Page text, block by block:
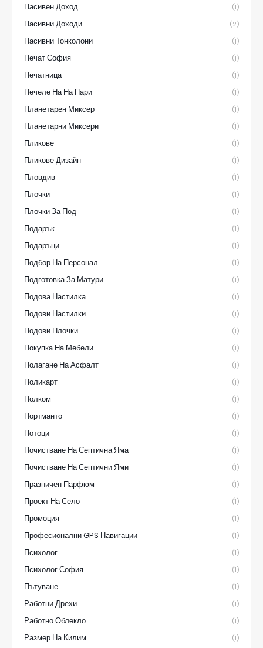
Пасивен Доход (1)
Пасивни Доходи (2)
Пасивни Тонколони (1)
Печат София (1)
Печатница (1)
Печеле На На Пари (1)
Планетарен Миксер (1)
Планетарни Миксери (1)
Пликове (1)
Пликове Дизайн (1)
Пловдив (1)
Плочки (1)
Плочки За Под (1)
Подарък (1)
Подаръци (1)
Подбор На Персонал (1)
Подготовка За Матури (1)
Подова Настилка (1)
Подови Настилки (1)
Подови Плочки (1)
Покупка На Мебели (1)
Полагане На Асфалт (1)
Поликарт (1)
Полком (1)
Портманто (1)
Потоци (1)
Почистване На Септична Яма (1)
Почистване На Септични Ями (1)
Празничен Парфюм (1)
Проект На Село (1)
Промоция (1)
Професионални GPS Навигации (1)
Психолог (1)
Психолог София (1)
Пътуване (1)
Работни Дрехи (1)
Работно Облекло (1)
Размер На Килим (1)